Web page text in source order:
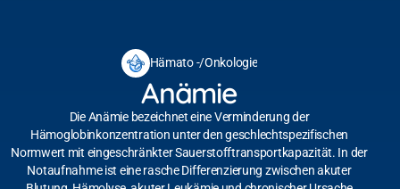
Hämato -/Onkologie
Anämie
Die Anämie bezeichnet eine Verminderung der
Hämoglobinkonzentration unter den geschlechtspezifischen
Normwert mit eingeschränkter Sauerstofftransportkapazität. In der
Notaufnahme ist eine rasche Differenzierung zwischen akuter